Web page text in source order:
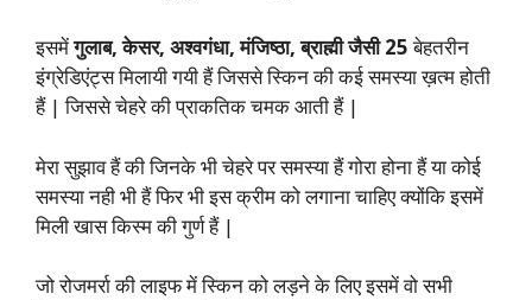
इसमेंगुलाब, केसर, अश्वगंधा, मंजिष्ठा, ब्राह्मी जैसी 25बेहतरीन
इंग्रेडिएंट्स मिलायी गयी हैं जिससे स्किन की कई समस्या ख़त्म होती
हैं | जिससे चेहरे की प्राकतिक चमक आती हैं |
मेरा सुझाव हैं की जिनके भी चेहरे पर समस्या हैं गोरा होना हैं या कोई
समस्या नही भी हैं फिर भी इस क्रीम को लगाना चाहिए क्योंकि इसमें
मिली खास किस्म की गुर्ण हैं |
जो रोजमर्रा की लाइफ में स्किन को लड़ने के लिए इसमें वो सभी